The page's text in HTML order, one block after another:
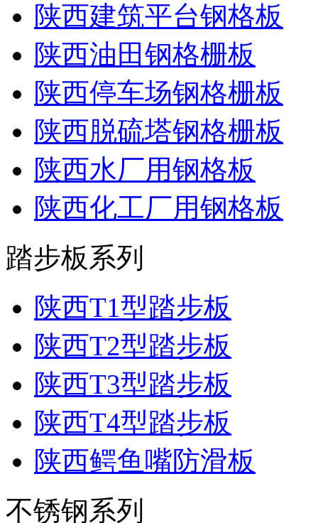
陕西建筑平台钢格板
陕西油田钢格栅板
陕西停车场钢格栅板
陕西脱硫塔钢格栅板
陕西水厂用钢格板
陕西化工厂用钢格板
踏步板系列
陕西T1型踏步板
陕西T2型踏步板
陕西T3型踏步板
陕西T4型踏步板
陕西鳄鱼嘴防滑板
不锈钢系列